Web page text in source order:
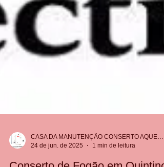
24 de jun. de 2025
1 min de leitura